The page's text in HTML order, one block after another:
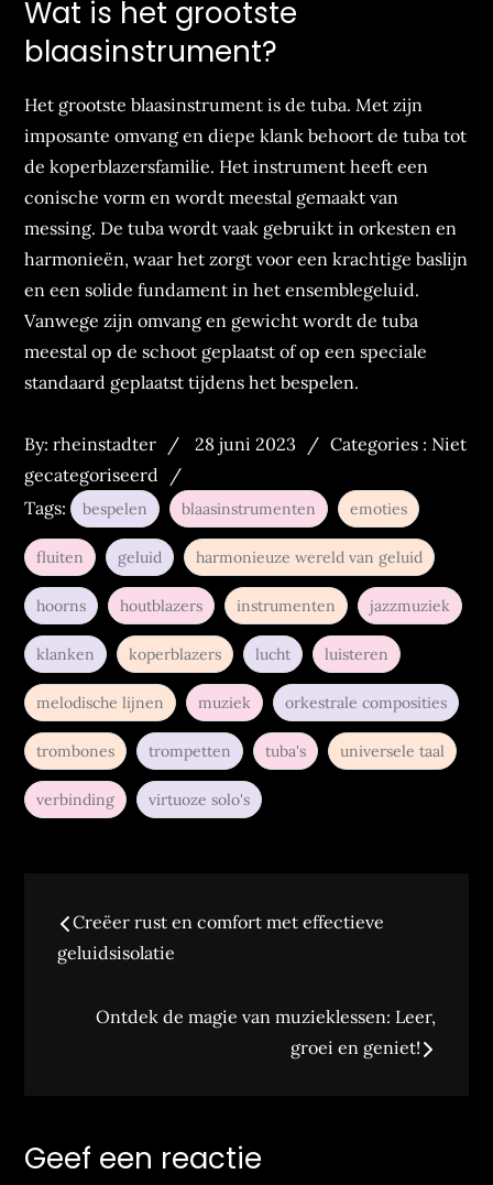
Wat is het grootste
blaasinstrument?
Het grootste blaasinstrument is de tuba. Met zijn
imposante omvang en diepe klank behoort de tuba tot
de koperblazersfamilie. Het instrument heeft een
conische vorm en wordt meestal gemaakt van
messing. De tuba wordt vaak gebruikt in orkesten en
harmonieën, waar het zorgt voor een krachtige baslijn
en een solide fundament in het ensemblegeluid.
Vanwege zijn omvang en gewicht wordt de tuba
meestal op de schoot geplaatst of op een speciale
standaard geplaatst tijdens het bespelen.
By:rheinstadter
Posted
28 juni 2023
Categories
Categories : Niet
gecategoriseerd
Tags:
bespelen blaasinstrumenten emoties
fluiten geluid harmonieuze wereld van geluid
hoorns houtblazers instrumenten jazzmuziek
klanken koperblazers lucht luisteren
melodische lijnen muziek orkestrale composities
trombones trompetten tuba's universele taal
verbinding virtuoze solo's
Berichtnavigatie
Creëer rust en comfort met effectieve
geluidsisolatie
Ontdek de magie van muzieklessen: Leer,
groei en geniet!
Geef een reactie